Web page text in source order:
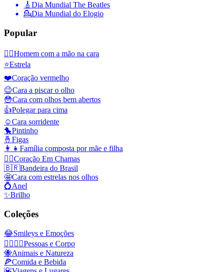
🎸 Dia Mundial The Beatles
💁Dia Mundial do Elogio
Popular
🤦‍♂️Homem com a mão na cara
⭐Estrela
❤️Coração vermelho
😉Cara a piscar o olho
😳Cara com olhos bem abertos
👍Polegar para cima
☺️Cara sorridente
🐤Pintinho
🤞 Figas
👩‍👧 Família composta por mãe e filha
❤️‍🔥Coração Em Chamas
🇧🇷Bandeira do Brasil
🤩Cara com estrelas nos olhos
💍Anel
✨Brilho
Coleções
😂Smileys e Emoções
👩‍❤️‍💋‍👨Pessoas e Corpo
🐝Animais e Natureza
🍕Comida e Bebida